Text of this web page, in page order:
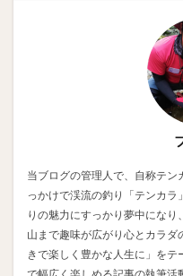
当ブログの管理人で、自称テ
っかけで渓流の釣り「テンカ
りの魅力にすっかり夢中にな
山まで趣味が広がり心とカラ
きで楽しく豊かな人生に」をテ
で幅広く楽しめる記事の執筆活